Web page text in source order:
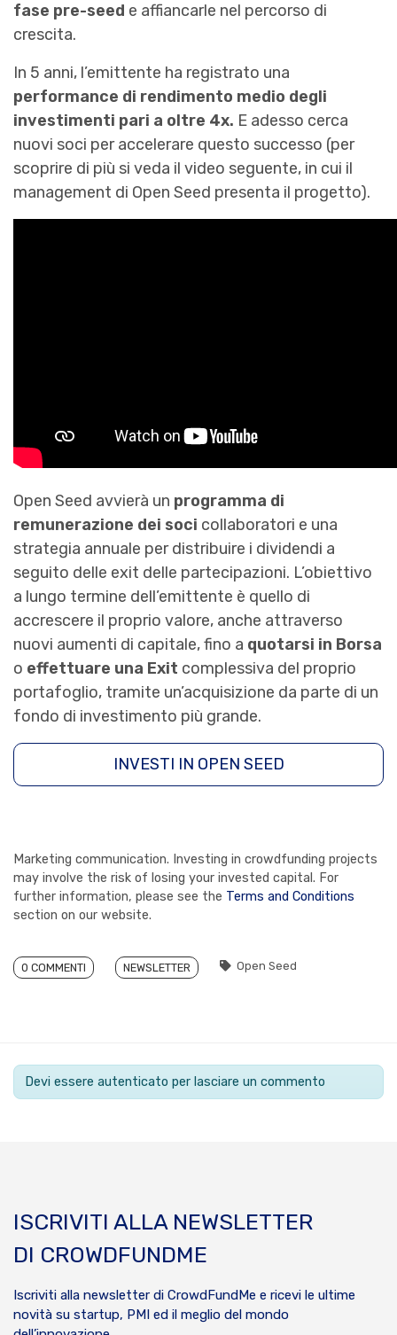
fase pre-seed e affiancarle nel percorso di
crescita.
In 5 anni, l’emittente ha registrato una
performance di rendimento medio degli
investimenti pari a oltre 4x. E adesso cerca
nuovi soci per accelerare questo successo (per
scoprire di più si veda il video seguente, in cui il
management di Open Seed presenta il progetto).
Open Seed avvierà un programma di
remunerazione dei soci collaboratori e una
strategia annuale per distribuire i dividendi a
seguito delle exit delle partecipazioni. L’obiettivo
a lungo termine dell’emittente è quello di
accrescere il proprio valore, anche attraverso
nuovi aumenti di capitale, fino a quotarsi in Borsa
o effettuare una Exit complessiva del proprio
portafoglio, tramite un’acquisizione da parte di un
fondo di investimento più grande.
INVESTI IN OPEN SEED
Marketing communication. Investing in crowdfunding projects
may involve the risk of losing your invested capital. For
further information, please see the Terms and Conditions
section on our website.
0 COMMENTI NEWSLETTER Open Seed
Devi essere autenticato per lasciare un commento
ISCRIVITI ALLA NEWSLETTER
DI CROWDFUNDME
Iscriviti alla newsletter di CrowdFundMe e ricevi le ultime
novità su startup, PMI ed il meglio del mondo